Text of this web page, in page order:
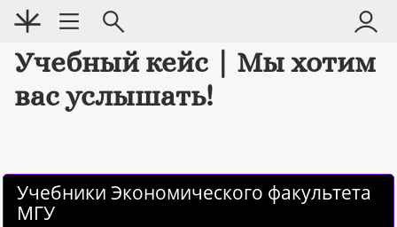
Учебный кейс | Мы хотим
вас услышать!
Учебники Экономического факультета
МГУ